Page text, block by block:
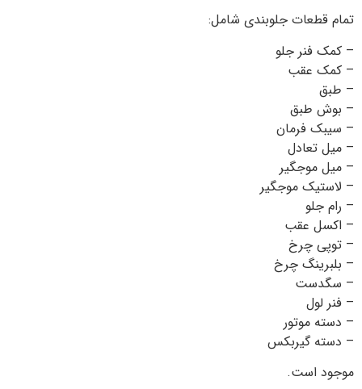
تمام قطعات جلوبندی شامل:
– کمک فنر جلو
– کمک عقب
– طبق
– بوش طبق
– سیبک فرمان
– میل تعادل
– میل موجگیر
– لاستیک موجگیر
– رام جلو
– اکسل عقب
– توپی چرخ
– بلبرینگ چرخ
– سگدست
– فنر لول
– دسته موتور
– دسته گیربکس
موجود است.